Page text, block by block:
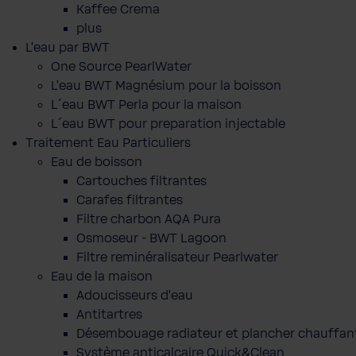
Kaffee Crema
plus
L'eau par BWT
One Source PearlWater
L’eau BWT Magnésium pour la boisson
L´eau BWT Perla pour la maison
L´eau BWT pour preparation injectable
Traitement Eau Particuliers
Eau de boisson
Cartouches filtrantes
Carafes filtrantes
Filtre charbon AQA Pura
Osmoseur - BWT Lagoon
Filtre reminéralisateur Pearlwater
Eau de la maison
Adoucisseurs d'eau
Antitartres
Désembouage radiateur et plancher
Système anticalcaire Quick&Clean